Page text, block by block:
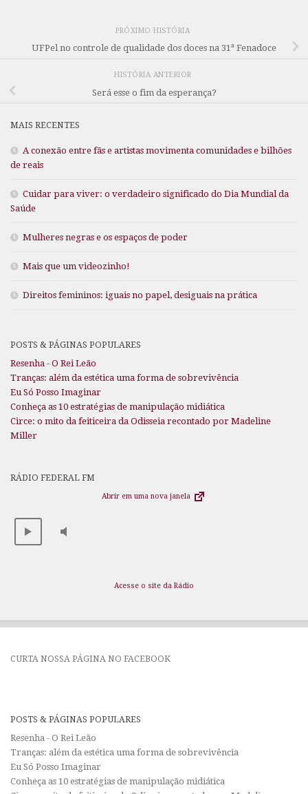
PRÓXIMO HISTÓRIA
UFPel no controle de qualidade dos doces na 31ª Fenadoce
HISTÓRIA ANTERIOR
Será esse o fim da esperança?
MAIS RECENTES
A conexão entre fãs e artistas movimenta comunidades e bilhões
de reais
Cuidar para viver: o verdadeiro significado do Dia Mundial da
Saúde
Mulheres negras e os espaços de poder
Mais que um videozinho!
Direitos femininos: iguais no papel, desiguais na prática
POSTS & PÁGINAS POPULARES
Resenha - O Rei Leão
Tranças: além da estética uma forma de sobrevivência
Eu Só Posso Imaginar
Conheça as 10 estratégias de manipulação midiática
Circe: o mito da feiticeira da Odisseia recontado por Madeline
Miller
RÁDIO FEDERAL FM
Abrir em uma nova janela
Acesse o site da Rádio
CURTA NOSSA PÁGINA NO FACEBOOK
POSTS & PÁGINAS POPULARES
Resenha - O Rei Leão
Tranças: além da estética uma forma de sobrevivência
Eu Só Posso Imaginar
Conheça as 10 estratégias de manipulação midiática